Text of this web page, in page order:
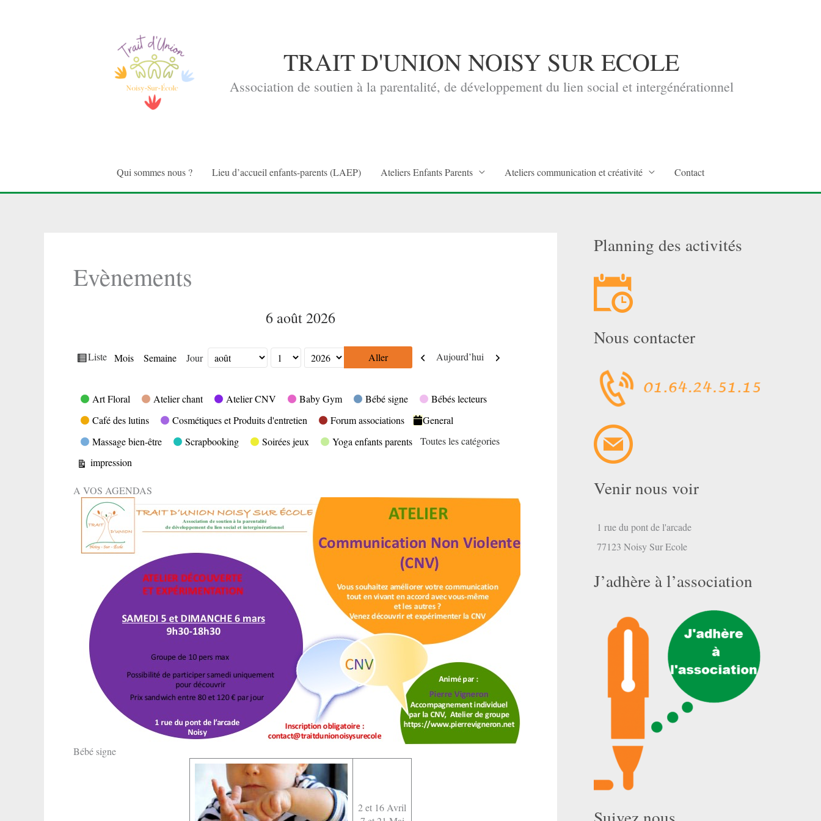
TRAIT D'UNION NOISY SUR ECOLE
Association de soutien à la parentalité, de développement du lien social et intergénérationnel
Qui sommes nous ? Lieu d’accueil enfants-parents (LAEP) Ateliers Enfants Parents Ateliers communication et créativité Contact
Evènements
6 août 2026
Vue
Liste Mois Semaine Jour
Mois
Jour
Année
Précédent
Aujourd’hui Suivant
Catégories
Art Floral Atelier chant Atelier CNV Baby Gym Bébé signe
Bébés lecteurs
Café des lutins
Cosmétiques et Produits d'entretien Forum associations
General
Massage bien-être
Scrapbooking Soirées jeux Yoga enfants parents
Toutes les catégories
Vue
impression
A VOS AGENDAS
Bébé signe
2 et 16 Avril
Planning des activités
Nous contacter
Venir nous voir
1 rue du pont de l'arcade
77123 Noisy Sur Ecole
J’adhère à l’association